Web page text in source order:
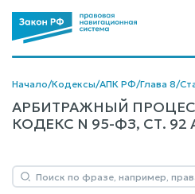
Начало/Кодексы/АПК РФ/Глава 8/
АРБИТРАЖНЫЙ
КОДЕКС N 95-ФЗ, СТ. 92